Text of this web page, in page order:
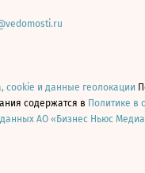
cookie и данные геолокации
содержатся в Политике в
АО «Бизнес Ньюс